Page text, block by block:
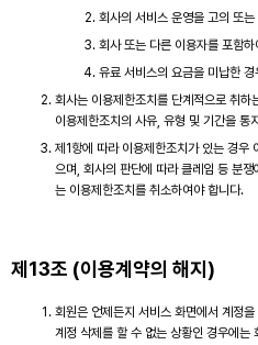
회사의 서비스 운영을 고의 또
회사 또는 다른 이용자를 포함
유료 서비스의 요금을 미납한 경
회사는 이용제한조치를 단계적으로 취하
이용제한조치의 사유, 유형 및 기간을 통
제1항에 따라 이용제한조치가 있는 경우
으며, 회사의 판단에 따라 클레임 등 분
는 이용제한조치를 취소하여야 합니다.
제13조 (이용계약의 해지)
회원은 언제든지 서비스 화면에서 계정
계정 삭제를 할 수 없는 상황인 경우에는